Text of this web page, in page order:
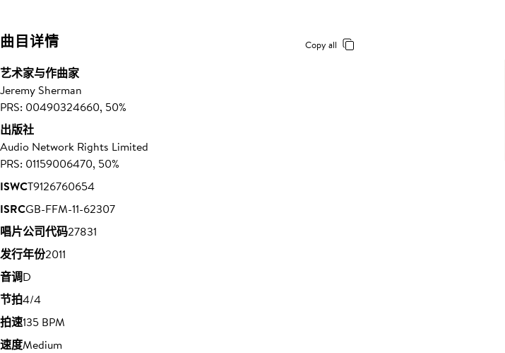
曲目详情 Copy all
艺术家与作曲家
Jeremy Sherman
PRS: 00490324660, 50%
出版社
Audio Network Rights Limited
PRS: 01159006470, 50%
ISWCT9126760654
ISRCGB-FFM-11-62307
唱片公司代码27831
发行年份2011
音调D
节拍4/4
拍速135 BPM
速度Medium